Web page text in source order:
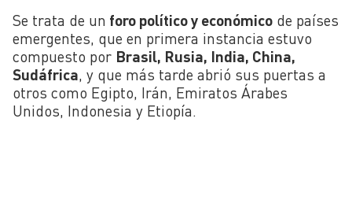
Se trata de un foro político y económico de países
emergentes, que en primera instancia estuvo
compuesto por Brasil, Rusia, India, China,
Sudáfrica, y que más tarde abrió sus puertas a
otros como Egipto, Irán, Emiratos Árabes
Unidos, Indonesia y Etiopía.